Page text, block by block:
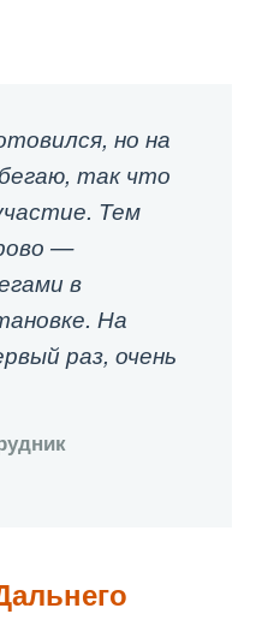
но на
так что
Тем
—
в
На
раз, очень